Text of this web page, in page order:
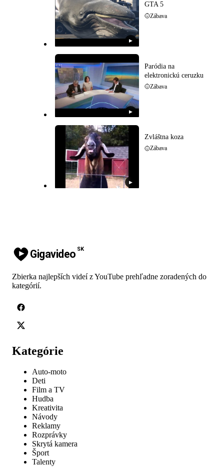
▶
GTA 5
Zábava
▶
Paródia na
elektronickú ceruzku
Zábava
▶
Zvláštna koza
Zábava
Gigavideo SK
Zbierka najlepších videí z YouTube prehľadne zoradených do
kategórií.
Kategórie
Auto-moto
Deti
Film a TV
Hudba
Kreativita
Návody
Reklamy
Rozprávky
Skrytá kamera
Šport
Talenty